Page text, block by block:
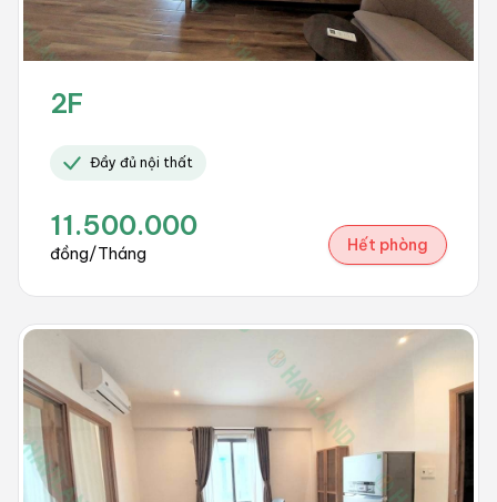
2F
Đầy đủ nội thất
11.500.000
đồng/Tháng Hết phòng